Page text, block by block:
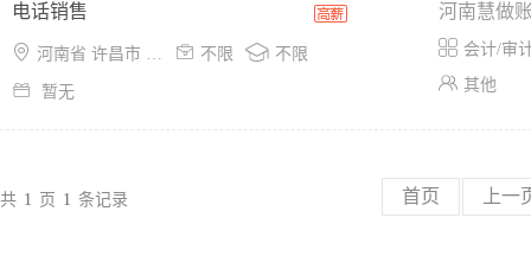
电话销售
 河南省 许昌市 东城区  不限  不限
 暂无
河南慧做
 会计/审
 其他
共 1 页 1 条记录 首页 上一